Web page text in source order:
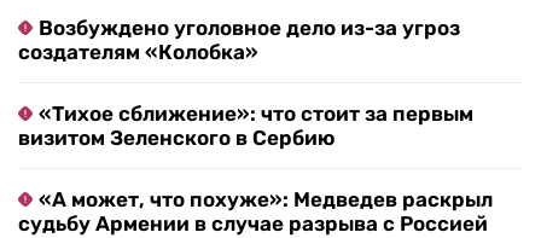
Возбуждено уголовное дело из-за угроз
создателям «Колобка»
«Тихое сближение»: что стоит за первым
визитом Зеленского в Сербию
«А может, что похуже»: Медведев раскрыл
судьбу Армении в случае разрыва с Россией